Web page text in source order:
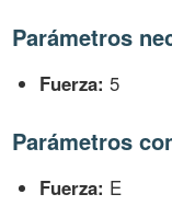
Parámetros
Fuerza: 5
Parámetros
Fuerza: E